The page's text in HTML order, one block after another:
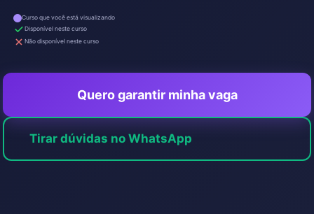
Curso que você está visualizando
Disponível neste curso
Não disponível neste curso
Quero garantir minha vaga
Tirar dúvidas no WhatsApp